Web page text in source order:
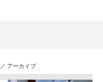
／ アーカイブ